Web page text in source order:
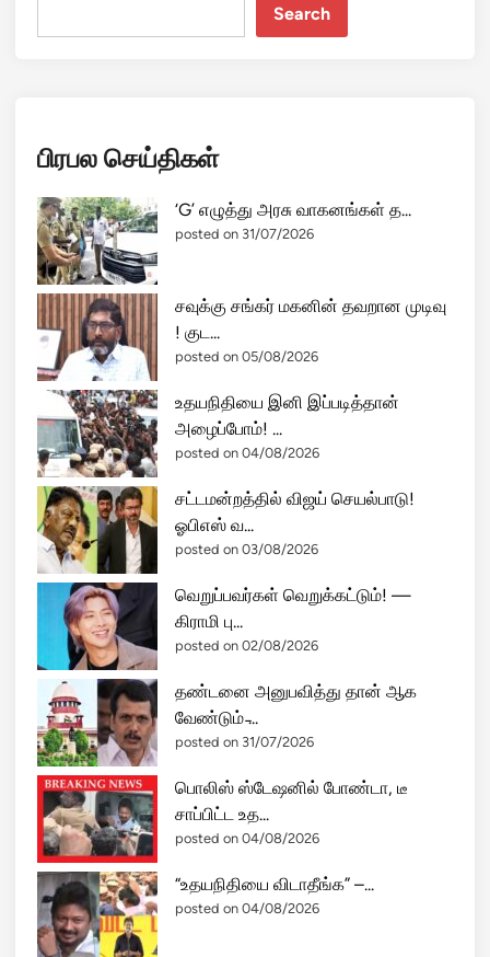
ச
லி
ட்
து
ன்
ந்
யா
!
Search
பிரபல செய்திகள்
‘G’ எழுத்து அரசு வாகனங்கள் த...
posted on 31/07/2026
சவுக்கு சங்கர் மகனின் தவறான முடிவு
! குட...
posted on 05/08/2026
உதயநிதியை இனி இப்படித்தான்
அழைப்போம்! ...
posted on 04/08/2026
சட்டமன்றத்தில் விஜய் செயல்பாடு!
ஓபிஎஸ் வ...
posted on 03/08/2026
வெறுப்பவர்கள் வெறுக்கட்டும்! —
கிராமி பு...
posted on 02/08/2026
தண்டனை அனுபவித்து தான் ஆக
வேண்டும் ̵...
posted on 31/07/2026
பொலிஸ் ஸ்டேஷனில் போண்டா, டீ
சாப்பிட்ட உத...
posted on 04/08/2026
“உதயநிதியை விடாதீங்க” –...
posted on 04/08/2026